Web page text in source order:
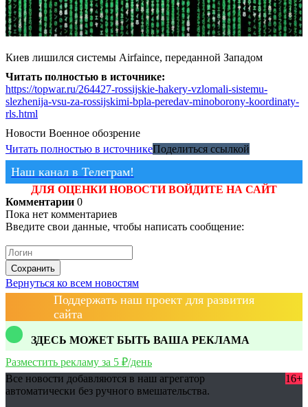
Киев лишился системы Airfaince, переданной Западом
Читать полностью в источнике:
https://topwar.ru/264427-rossijskie-hakery-vzlomali-sistemu-
slezhenija-vsu-za-rossijskimi-bpla-peredav-minoborony-koordinaty-
rls.html
Новости Военное обозрение
Читать полностью в источникеПоделиться ссылкой
Наш канал в Телеграм!
ДЛЯ ОЦЕНКИ НОВОСТИ ВОЙДИТЕ НА САЙТ
Комментарии 0
Пока нет комментариев
Введите свои данные, чтобы написать сообщение:
Сохранить
Вернуться ко всем новостям
Поддержать наш проект для развития
сайта
ЗДЕСЬ МОЖЕТ БЫТЬ ВАША РЕКЛАМА
Разместить рекламу за 5 ₽/день
Все новости добавляются в наш агрегатор
автоматически без ручного вмешательства.
16+